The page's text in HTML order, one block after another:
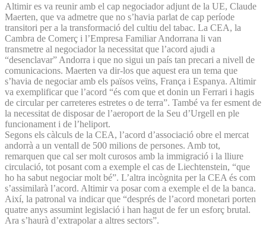
Altimir es va reunir amb el cap negociador adjunt de la UE, Claude
Maerten, que va admetre que no s’havia parlat de cap període
transitori per a la transformació del cultiu del tabac. La CEA, la
Cambra de Comerç i l’Empresa Familiar Andorrana li van
transmetre al negociador la necessitat que l’acord ajudi a
“desenclavar” Andorra i que no sigui un país tan precari a nivell de
comunicacions. Maerten va dir-los que aquest era un tema que
s’havia de negociar amb els països veïns, França i Espanya. Altimir
va exemplificar que l’acord “és com que et donin un Ferrari i hagis
de circular per carreteres estretes o de terra”. També va fer esment de
la necessitat de disposar de l’aeroport de la Seu d’Urgell en ple
funcionament i de l’heliport.
Segons els càlculs de la CEA, l’acord d’associació obre el mercat
andorrà a un ventall de 500 milions de persones. Amb tot,
remarquen que cal ser molt curosos amb la immigració i la lliure
circulació, tot posant com a exemple el cas de Liechtenstein, “que
ho ha sabut negociar molt bé”. L’altra incògnita per la CEA és com
s’assimilarà l’acord. Altimir va posar com a exemple el de la banca.
Així, la patronal va indicar que “després de l’acord monetari porten
quatre anys assumint legislació i han hagut de fer un esforç brutal.
Ara s’haurà d’extrapolar a altres sectors”.